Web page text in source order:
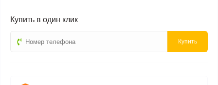
Купить в один клик
Купить